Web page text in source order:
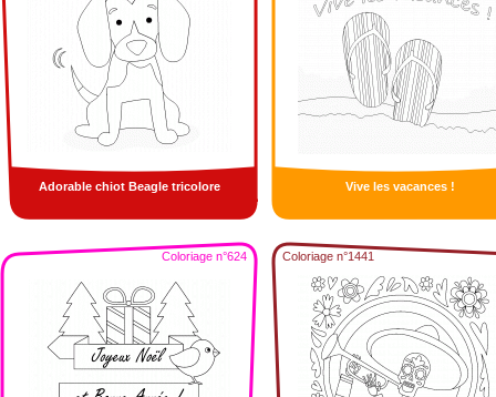
Adorable chiot Beagle tricolore Vive les vacances !
Coloriage n°624 Coloriage n°1441